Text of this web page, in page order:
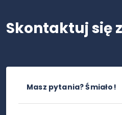
Skontaktuj się
Masz pytania? Śmiało!